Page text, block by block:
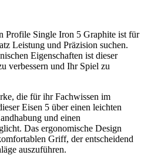
Profile Single Iron 5 Graphite ist für
Leistung und Präzision suchen.
Eigenschaften ist dieser
verbessern und Ihr Spiel zu
die für ihr Fachwissen im
Eisen 5 über einen leichten
und einen
Das ergonomische Design
Griff, der entscheidend
auszuführen.